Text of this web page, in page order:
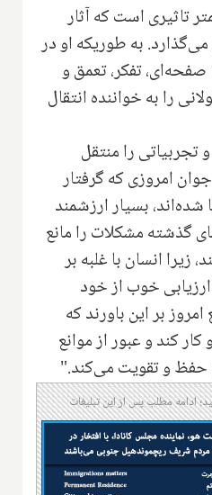
تاثیری است که آثار
به طوریکه او در
یک داستان کوتاه ۲۰ تا ۳۰ صفحه‌ای، تفکر، تعمق و
را به خواننده انتقال
را منتقل
امروزی که گرفتار
شده‌اند، بسیار ارزشمند
گذشته مشکلات را مانع
انسان با غلبه بر
خوب از خود
بر این باورند که
کند و عبور از موانع
و تقویت می‌کند."
ادامه مطلب پس از این تبلیغات